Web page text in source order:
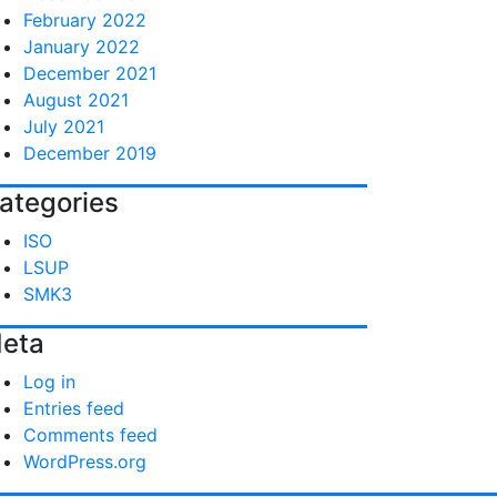
February 2022
January 2022
December 2021
August 2021
July 2021
December 2019
ISO
LSUP
SMK3
Log in
Entries feed
Comments feed
WordPress.org